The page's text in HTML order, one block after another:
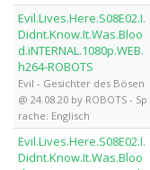
Evil.Lives.Here.S08E02.I.
Didnt.Know.It.Was.Bloo
d.iNTERNAL.1080p.WEB.
h264-ROBOTS
Evil - Gesichter des Bösen
@ 24.08.20 by ROBOTS - Sp
rache: Englisch
Evil.Lives.Here.S08E02.I.
Didnt.Know.It.Was.Bloo